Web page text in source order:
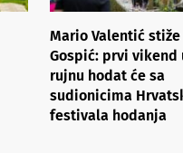
Mario Valentić stiže
Gospić: prvi vikend
rujnu hodat će sa
sudionicima
festivala hodanja